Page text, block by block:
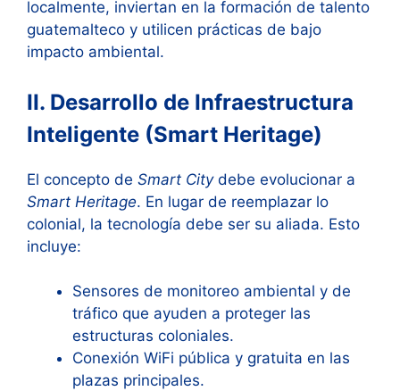
localmente, inviertan en la formación de talento
guatemalteco y utilicen prácticas de bajo
impacto ambiental.
II. Desarrollo de Infraestructura
Inteligente (Smart Heritage)
El concepto de Smart Citydebe evolucionar a
Smart Heritage. En lugar de reemplazar lo
colonial, la tecnología debe ser su aliada. Esto
incluye:
Sensores de monitoreo ambiental y de
tráfico que ayuden a proteger las
estructuras coloniales.
Conexión WiFi pública y gratuita en las
plazas principales.